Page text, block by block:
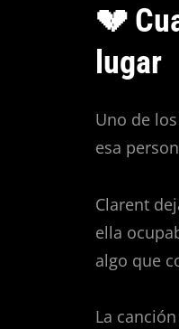
💔
lugar
Uno de
esa
Clarent
ella
algo que
La